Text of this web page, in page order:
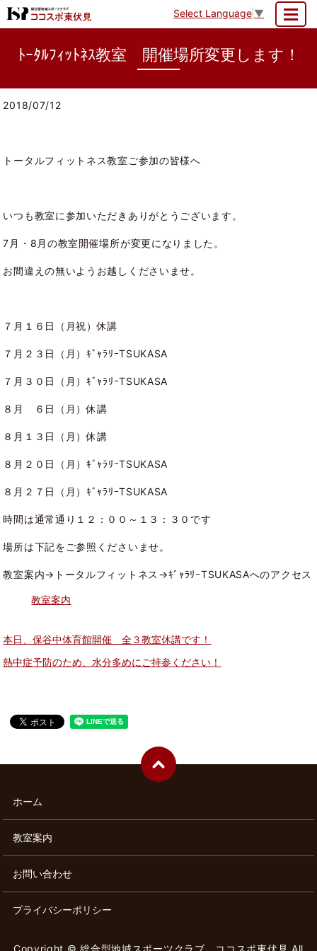
Select Language ▼
ﾄｰﾀﾙﾌｨｯﾄﾈｽ教室 開催場所変更します！
2018/07/12
トータルフィットネス教室ご参加の皆様へ
いつも教室に参加いただきありがとうございます。
7月・8月の教室開催場所が変更になりました。
お間違えの無いようお越しくださいませ。
７月１６日（月祝）休講
７月２３日（月）ｷﾞｬﾗﾘｰTSUKASA
７月３０日（月）ｷﾞｬﾗﾘｰTSUKASA
８月 ６日（月）休講
８月１３日（月）休講
８月２０日（月）ｷﾞｬﾗﾘｰTSUKASA
８月２７日（月）ｷﾞｬﾗﾘｰTSUKASA
時間は通常通り１２：００～１３：３０です
場所は下記をご参照くださいませ。
教室案内→トータルフィットネス→ｷﾞｬﾗﾘｰTSUKASAへのアクセス
教室案内
本日、保谷中体育館開催 全３教室休講です！
熱中症予防のため、水分多めにご持参ください！
ホーム
教室案内
お問い合わせ
プライバシーポリシー